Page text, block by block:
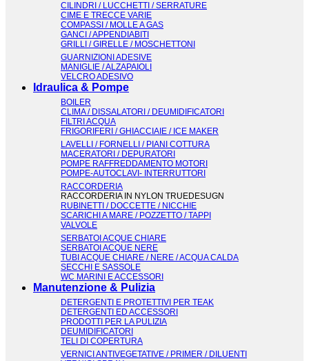
CILINDRI / LUCCHETTI / SERRATURE
CIME E TRECCE VARIE
COMPASSI / MOLLE A GAS
GANCI / APPENDIABITI
GRILLI / GIRELLE / MOSCHETTONI
GUARNIZIONI ADESIVE
MANIGLIE / ALZAPAIOLI
VELCRO ADESIVO
Idraulica & Pompe
BOILER
CLIMA / DISSALATORI / DEUMIDIFICATORI
FILTRI ACQUA
FRIGORIFERI / GHIACCIAIE / ICE MAKER
LAVELLI / FORNELLI / PIANI COTTURA
MACERATORI / DEPURATORI
POMPE RAFFREDDAMENTO MOTORI
POMPE-AUTOCLAVI- INTERRUTTORI
RACCORDERIA
RACCORDERIA IN NYLON TRUEDESUGN
RUBINETTI / DOCCETTE / NICCHIE
SCARICHI A MARE / POZZETTO / TAPPI
VALVOLE
SERBATOI ACQUE CHIARE
SERBATOI ACQUE NERE
TUBI ACQUE CHIARE / NERE / ACQUA CALDA
SECCHI E SASSOLE
WC MARINI E ACCESSORI
Manutenzione & Pulizia
DETERGENTI E PROTETTIVI PER TEAK
DETERGENTI ED ACCESSORI
PRODOTTI PER LA PULIZIA
DEUMIDIFICATORI
TELI DI COPERTURA
VERNICI ANTIVEGETATIVE / PRIMER / DILUENTI